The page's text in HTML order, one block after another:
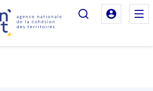
Rechercher
Mon